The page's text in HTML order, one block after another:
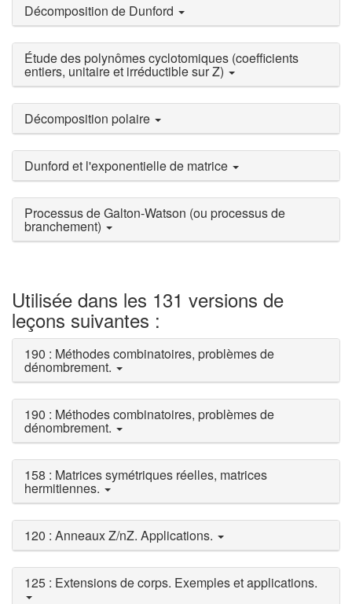
Décomposition de Dunford
Étude des polynômes cyclotomiques (coefficients
entiers, unitaire et irréductible sur Z)
Décomposition polaire
Dunford et l'exponentielle de matrice
Processus de Galton-Watson (ou processus de
branchement)
Utilisée dans les 131 versions de
leçons suivantes :
190 : Méthodes combinatoires, problèmes de
dénombrement.
190 : Méthodes combinatoires, problèmes de
dénombrement.
158 : Matrices symétriques réelles, matrices
hermitiennes.
120 : Anneaux Z/nZ. Applications.
125 : Extensions de corps. Exemples et applications.